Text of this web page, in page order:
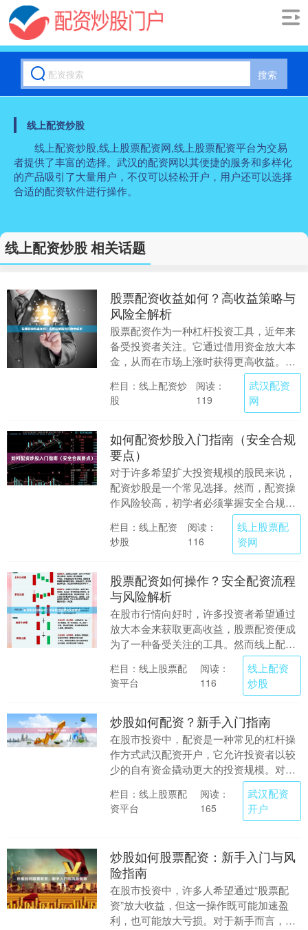
搜索
线上配资炒股
线上配资炒股,线上股票配资网,线上股票配资平台为交易
者提供了丰富的选择。武汉的配资网以其便捷的服务和多样化
的产品吸引了大量用户，不仅可以轻松开户，用户还可以选择
合适的配资软件进行操作。
线上配资炒股 相关话题
股票配资收益如何？高收益策略与
风险全解析
股票配资作为一种杠杆投资工具，近年来
备受投资者关注。它通过借用资金放大本
金，从而在市场上涨时获得更高收益。然
而，高收益往往伴随着高风险。本文将深
入解析股票配资的....
栏目：线上配资炒
股
阅读：
119
武汉配资
网
如何配资炒股入门指南（安全合规
要点）
对于许多希望扩大投资规模的股民来说，
配资炒股是一个常见选择。然而，配资操
作风险较高，初学者必须掌握安全合规要
点线上股票配资网，才能在控制风险的前
提下进行投资。本....
栏目：线上配资
炒股
阅读：
116
线上股票配
资网
股票配资如何操作？安全配资流程
与风险解析
在股市行情向好时，许多投资者希望通过
放大本金来获取更高收益，股票配资便成
为了一种备受关注的工具。然而线上配资
炒股，配资操作不当可能带来巨大风险。
本文将详细解析股....
栏目：线上股票配
资平台
阅读：
116
线上配资
炒股
炒股如何配资？新手入门指南
在股市投资中，配资是一种常见的杠杆操
作方式武汉配资开户，它允许投资者以较
少的自有资金撬动更大的投资规模。对于
新手而言，理解配资的基本概念、操作流
程和风险控制至关....
栏目：线上股票配
资平台
阅读：
165
武汉配资
开户
炒股如何股票配资：新手入门与风
险指南
在股市投资中，许多人希望通过“股票配
资”放大收益，但这一操作既可能加速盈
利，也可能放大亏损。对于新手而言，理